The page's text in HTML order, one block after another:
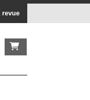
revue